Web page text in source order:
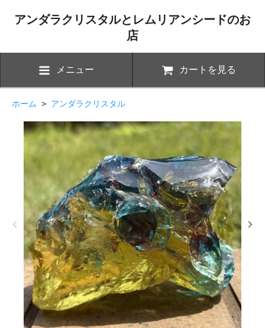
アンダラクリスタルとレムリアンシードのお
店
メニュー カートを見る
ホーム > アンダラクリスタル